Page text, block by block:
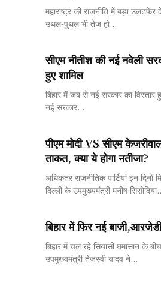
महाराष्ट्र की राजनीति में बड़ा
उथल-पुथल भी तेज हो...
सीएम नीतीश की नई नवेली
हुए शामिल
बिहार में जब से नई सरकार का
नई सरकार...
पीएम मोदी VS सीएम
ताकत, क्या ये होगा नतीजा?
अधिकतर राजनीतिक पार्टियां इन
दिल्ली के उपमुख्यमंत्री मनीष
बिहार में फिर नई
बिहार में चल रहे सियासी घमासान के
उपमुख्यमंत्री तेजस्वी यादव ने...